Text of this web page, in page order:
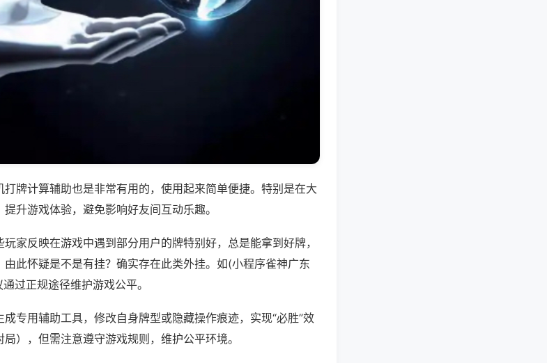
牌计算辅助也是非常有用的，使用起来简单便捷。特别是在大
升游戏体验，避免影响好友间互动乐趣。
家反映在游戏中遇到部分用户的牌特别好，总是能拿到好牌，
此怀疑是不是有挂？确实存在此类外挂。如(小程序雀神广东
过正规途径维护游戏公平。
专用辅助工具，修改自身牌型或隐藏操作痕迹，实现“必胜”效
），但需注意遵守游戏规则，维护公平环境。